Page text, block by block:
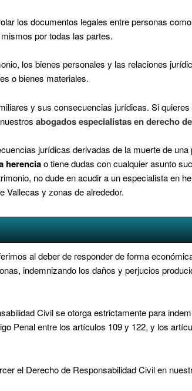
los documentos legales entre personas
por todas las partes.
los bienes personales y las relaciones
o bienes materiales.
y sus consecuencias jurídicas. Si
abogados especialistas en derecho
jurídicas derivadas de la muerte de una
herenciaotiene dudas con cualquier asunto
no dude en acudir a un especialista en
Vallecas y zonas de alrededor.
al deber de responder de forma
indemnizando los daños y perjucios
Civil se otorga estrictamente para
Penal entre los artículos 109 y 122, y los
el Derecho de Responsabilidad Civil en